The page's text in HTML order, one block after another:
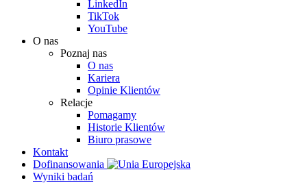
LinkedIn
TikTok
YouTube
O nas
Poznaj nas
O nas
Kariera
Opinie Klientów
Relacje
Pomagamy
Historie Klientów
Biuro prasowe
Kontakt
Dofinansowania
Wyniki badań